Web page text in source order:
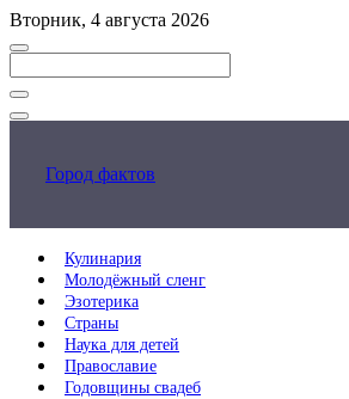
Перейти
к
контенту
Вторник, 4 августа 2026
Закрыть
Город фактов
Кулинария
Молодёжный сленг
Эзотерика
Страны
Наука для детей
Православие
Годовщины свадеб